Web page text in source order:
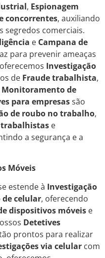
, Espionagem
concorrentes, auxiliando
segredos comerciais.
e Campana de
para prevenir ameaças
Investigação
de Fraude trabalhista,
Monitoramento de
para empresassão
de roubo no trabalho,
trabalhistas e
a segurança e a
Móveis
estende à Investigação
celular, oferecendo
dispositivos móveis e
Detetives
prontos para realizar
via celular com